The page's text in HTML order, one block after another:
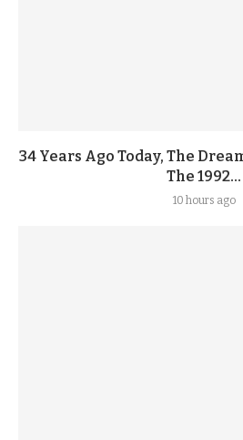
34 Years Ago Today, The
The 1992...
10 hours ago